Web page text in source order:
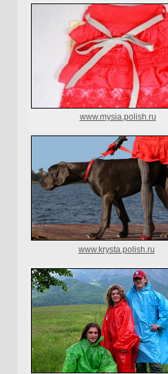
www.mysia.polish.ru
www.krysta.polish.ru